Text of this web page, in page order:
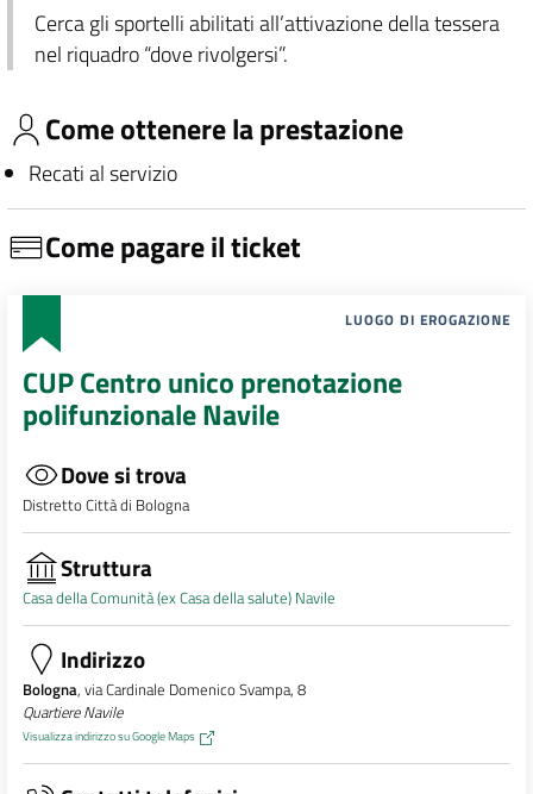
Cerca gli sportelli abilitati all’attivazione della tessera
nel riquadro “dove rivolgersi”.
Come ottenere la prestazione
Recati al servizio
Come pagare il ticket
LUOGO DI EROGAZIONE
CUP Centro unico prenotazione
polifunzionale Navile
Dove si trova
Distretto Città di Bologna
Struttura
Casa della Comunità (ex Casa della salute) Navile
Indirizzo
Bologna, via Cardinale Domenico Svampa, 8
Quartiere Navile
Visualizza indirizzo su Google Maps